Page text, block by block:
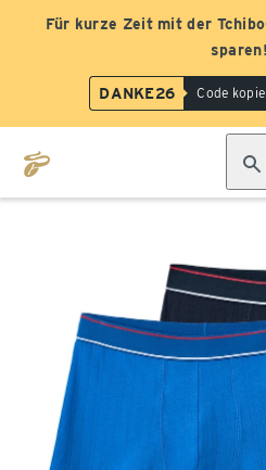
Für kurze Zeit mit der
DANKE26 Code